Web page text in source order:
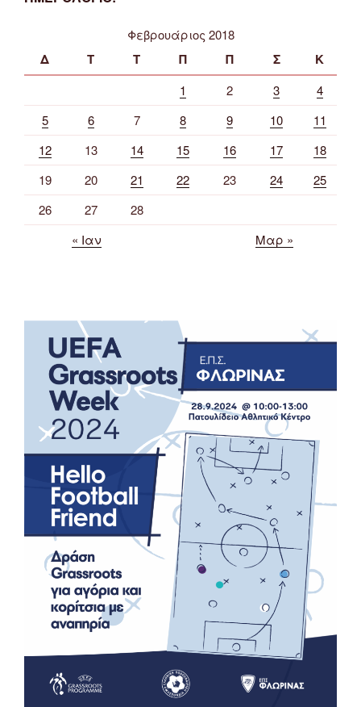
Φεβρουάριος 2018
Δ Τ Τ Π Π Σ Κ
1 2 3
4
5
6 7 8 9 10
11
12
13 14 15 16 17
18
19
20 21 22 23 24
25
26
27
28
« Ιαν
Μαρ »